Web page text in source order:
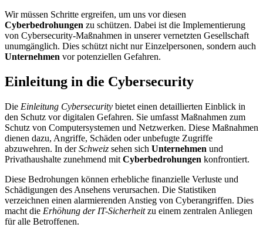
Wir müssen Schritte ergreifen, um uns vor diesen
Cyberbedrohungen zu schützen. Dabei ist die Implementierung
von Cybersecurity-Maßnahmen in unserer vernetzten Gesellschaft
unumgänglich. Dies schützt nicht nur Einzelpersonen, sondern auch
Unternehmen vor potenziellen Gefahren.
Einleitung in die Cybersecurity
Die Einleitung Cybersecurity bietet einen detaillierten Einblick in
den Schutz vor digitalen Gefahren. Sie umfasst Maßnahmen zum
Schutz von Computersystemen und Netzwerken. Diese Maßnahmen
dienen dazu, Angriffe, Schäden oder unbefugte Zugriffe
abzuwehren. In derSchweiz sehen sich Unternehmen und
Privathaushalte zunehmend mit Cyberbedrohungen konfrontiert.
Diese Bedrohungen können erhebliche finanzielle Verluste und
Schädigungen des Ansehens verursachen. Die Statistiken
verzeichnen einen alarmierenden Anstieg von Cyberangriffen. Dies
macht die Erhöhung der IT-Sicherheitzu einem zentralen Anliegen
für alle Betroffenen.